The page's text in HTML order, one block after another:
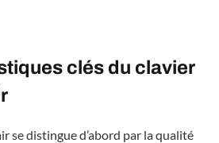
clés du clavier
se distingue d’abord par la qualité